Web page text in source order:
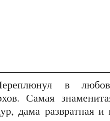
в
Самая
дама развратная и